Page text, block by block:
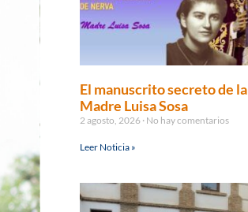
El manuscrito secreto de la
Madre Luisa Sosa
2 agosto, 2026 No hay comentarios
Leer Noticia »